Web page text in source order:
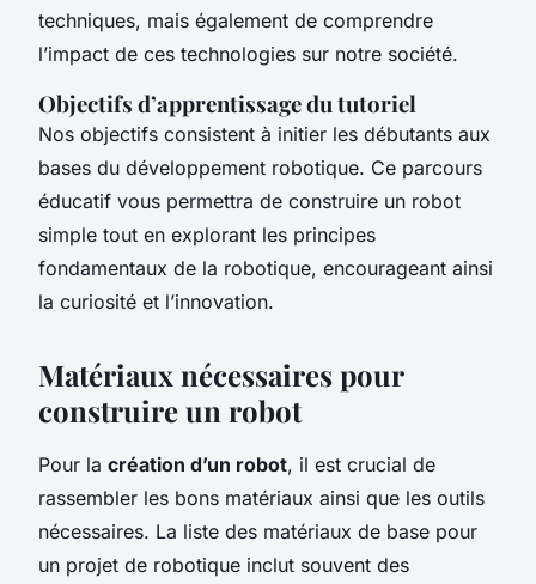
techniques, mais également de comprendre
l’impact de ces technologies sur notre société.
Objectifs d’apprentissage du tutoriel
Nos objectifs consistent à initier les débutants aux
bases du développement robotique. Ce parcours
éducatif vous permettra de construire un robot
simple tout en explorant les principes
fondamentaux de la robotique, encourageant ainsi
la curiosité et l’innovation.
Matériaux nécessaires pour
construire un robot
Pour la création d’un robot, il est crucial de
rassembler les bons matériaux ainsi que les outils
nécessaires. La liste des matériaux de base pour
un projet de robotique inclut souvent des